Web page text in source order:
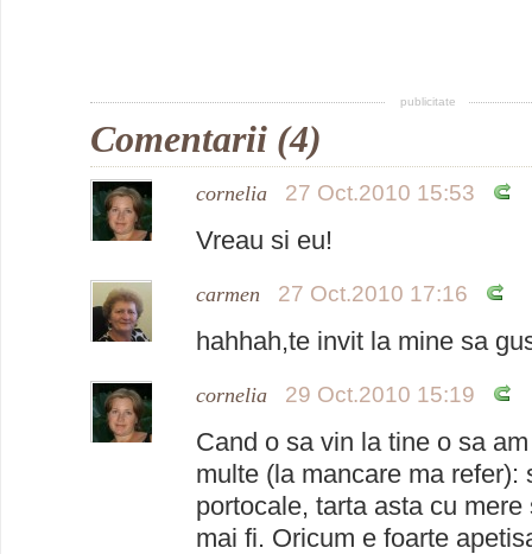
publicitate
Comentarii (4)
cornelia 27 Oct.2010 15:53
Vreau si eu!
carmen 27 Oct.2010 17:16
hahhah,te invit la mine sa
cornelia 29 Oct.2010 15:19
Cand o sa vin la tine o sa
multe (la mancare ma refer):
portocale, tarta asta cu
mai fi. Oricum e foarte